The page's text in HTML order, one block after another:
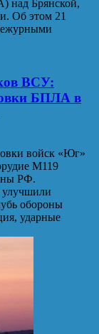
над Брянской,
Об этом 21
ВСУ:
БПЛА в
войск «Юг»
М119
РФ.
улучшили
обороны
ударные